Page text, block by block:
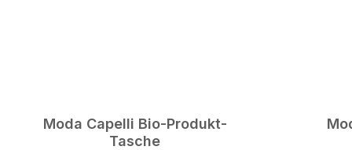
Moda Capelli Bio-Produkt-
Tasche